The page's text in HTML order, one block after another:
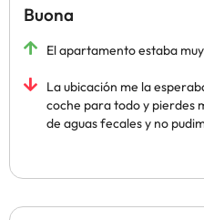
Buona
El apartamento estaba
La ubicación me la
coche para todo y pierdes
de aguas fecales y no